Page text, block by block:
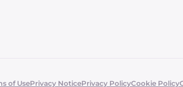
of UsePrivacy NoticePrivacy PolicyCookie Policy